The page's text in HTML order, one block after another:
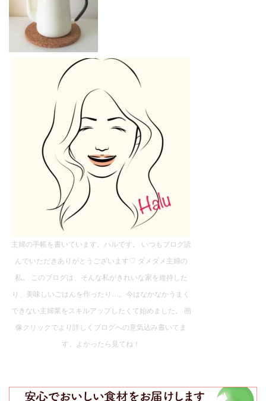
主婦の手帳を書いています。ハルです。 いつもブログ読
んでいただきありがとうございます♡ ダメダメ主婦の
私。 このブログは、そんな私がきれいな家を維持した
り、美味しいごはんを作ったり…。今はなかなかうまく
できない主婦業をスキルアップしたくて始めました。 画
像クリックでより詳しくブログへの意気込み書いてま
す。よかったら見てね！